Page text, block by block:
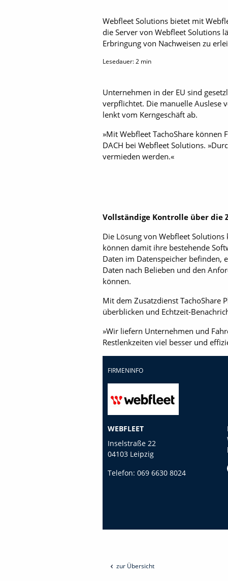
Webfleet Solutions bietet mit
die Server von Webfleet Solutions
Erbringung von Nachweisen zu
Lesedauer:2 min
Unternehmen in der EU sind
verpflichtet. Die manuelle Auslese
lenkt vom Kerngeschäft ab.
»Mit Webfleet TachoShare können
DACH bei Webfleet Solutions.
vermieden werden.«
Vollständige Kontrolle über die
Die Lösung von Webfleet
können damit ihre bestehende
Daten im Datenspeicher befinden,
Daten nach Belieben und den
können.
Mit dem Zusatzdienst TachoShare
überblicken und Echtzeit-
»Wir liefern Unternehmen und
Restlenkzeiten viel besser und
FIRMENINFO
WEBFLEET
Inselstraße 22
04103 Leipzig
Telefon: 069 6630 8024
zur Übersicht